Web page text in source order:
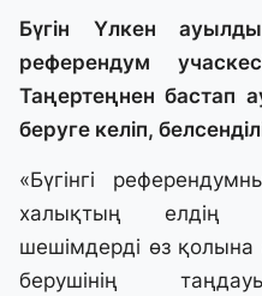
Бүгін Үлкен
референдум
Таңертеңнен бастап
беруге келіп,
«Бүгінгі
халықтың елдің
шешімдерді өз қолына
берушінің